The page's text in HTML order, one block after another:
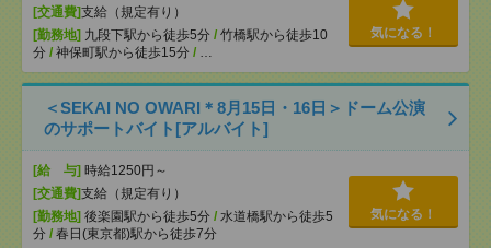
[交通費]支給（規定有り）
[勤務地] 九段下駅から徒歩5分 / 竹橋駅から徒歩10
分 / 神保町駅から徒歩15分 / …
気になる！
＜SEKAI NO OWARI＊8月15日・16日＞ドーム公演
のサポートバイト[アルバイト]
[給 与] 時給1250円～
[交通費]支給（規定有り）
[勤務地] 後楽園駅から徒歩5分 / 水道橋駅から徒歩5
分 / 春日(東京都)駅から徒歩7分
気になる！